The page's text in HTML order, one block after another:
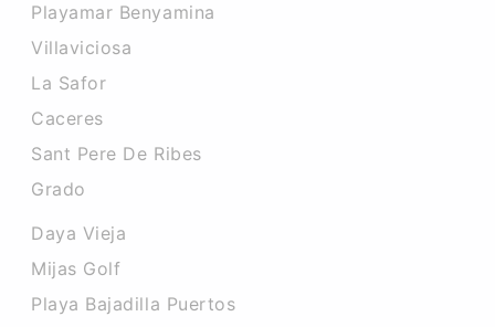
Playamar Benyamina
Villaviciosa
La Safor
Caceres‎
Sant Pere De Ribes
Grado
Daya Vieja
Mijas Golf
Playa Bajadilla Puertos